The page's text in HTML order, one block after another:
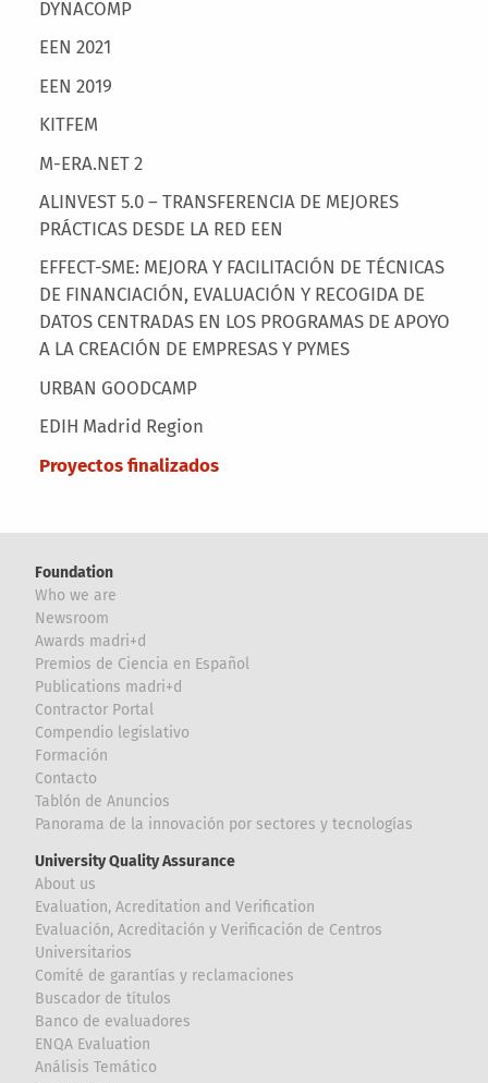
Main menu
DYNACOMP
EEN 2021
EEN 2019
KITFEM
M-ERA.NET 2
ALINVEST 5.0 – TRANSFERENCIA DE MEJORES
PRÁCTICAS DESDE LA RED EEN
EFFECT-SME: MEJORA Y FACILITACIÓN DE TÉCNICAS
DE FINANCIACIÓN, EVALUACIÓN Y RECOGIDA DE
DATOS CENTRADAS EN LOS PROGRAMAS DE APOYO
A LA CREACIÓN DE EMPRESAS Y PYMES
URBAN GOODCAMP
EDIH Madrid Region
Proyectos finalizados
Foundation
Who we are
Newsroom
Awards madri+d
Premios de Ciencia en Español
Publications madri+d
Contractor Portal
Compendio legislativo
Formación
Contacto
Tablón de Anuncios
Panorama de la innovación por sectores y tecnologías
University Quality Assurance
About us
Evaluation, Acreditation and Verification
Evaluación, Acreditación y Verificación de Centros
Universitarios
Comité de garantías y reclamaciones
Buscador de títulos
Banco de evaluadores
ENQA Evaluation
Análisis Temático